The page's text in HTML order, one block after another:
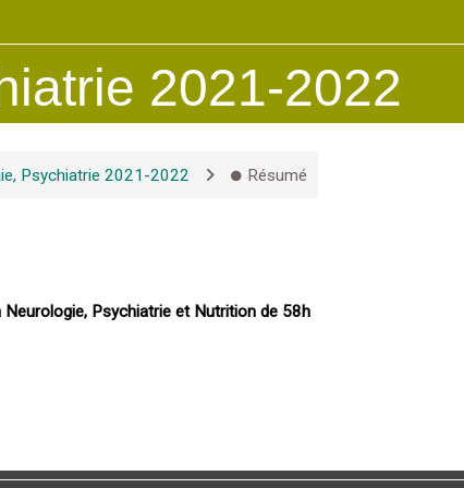
2021-2022
Psychiatrie 2021-2022 Résumé
Psychiatrie et Nutrition de 58h